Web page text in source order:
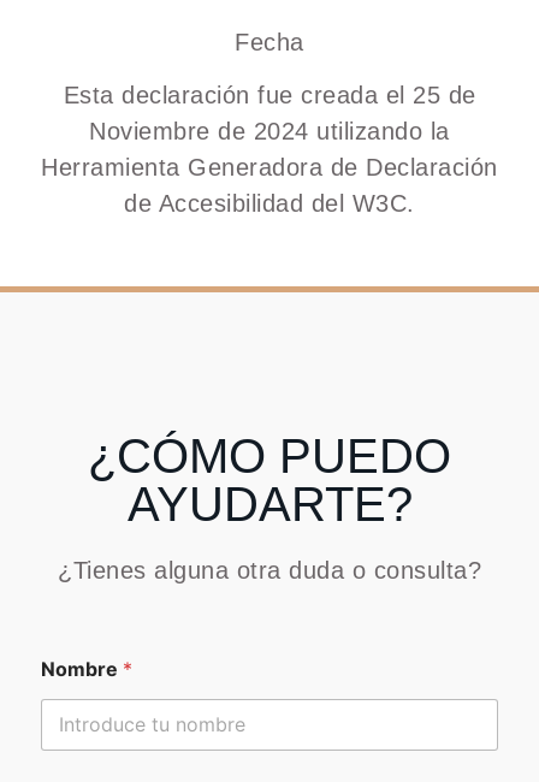
Fecha
Esta declaración fue creada el 25 de
Noviembre de 2024 utilizando la
Herramienta Generadora de Declaración
de Accesibilidad del W3C.
¿CÓMO PUEDO
AYUDARTE?
¿Tienes alguna otra duda o consulta?
Nombre *